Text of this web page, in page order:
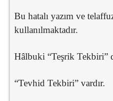
Bu hatalı yazım ve
kullanılmaktadır.
Hâlbuki “Teşrik Tekbiri”
“Tevhid Tekbiri” vardır.